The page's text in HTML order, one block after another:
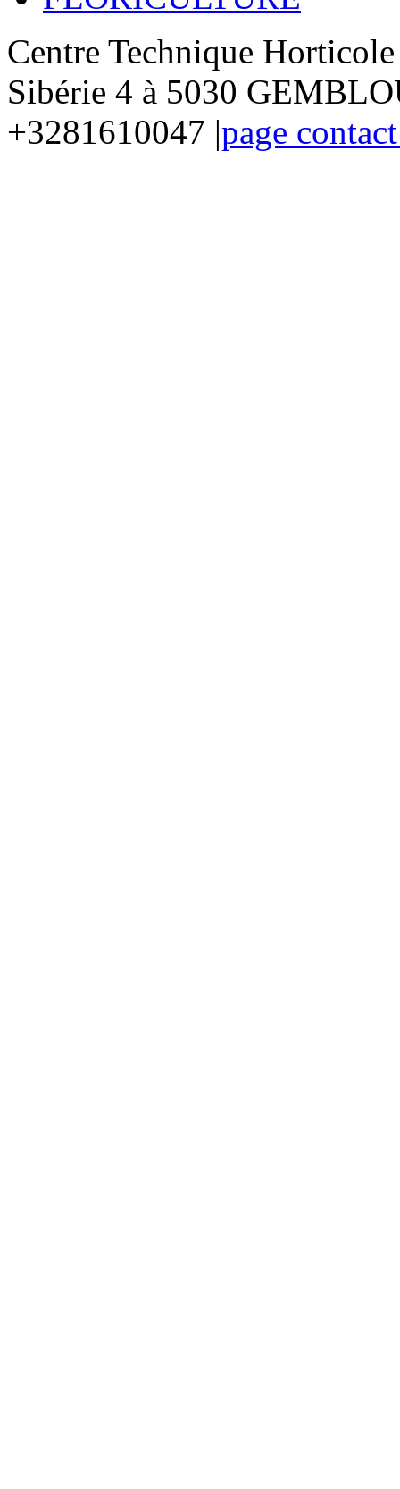
Centre Technique
Sibérie 4 à 5030
+3281610047 |page